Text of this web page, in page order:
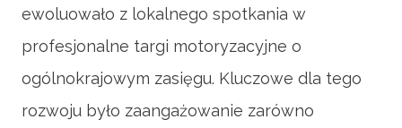
ewoluowało z lokalnego spotkania w
profesjonalne targi motoryzacyjne o
ogólnokrajowym zasięgu. Kluczowe dla tego
rozwoju było zaangażowanie zarówno